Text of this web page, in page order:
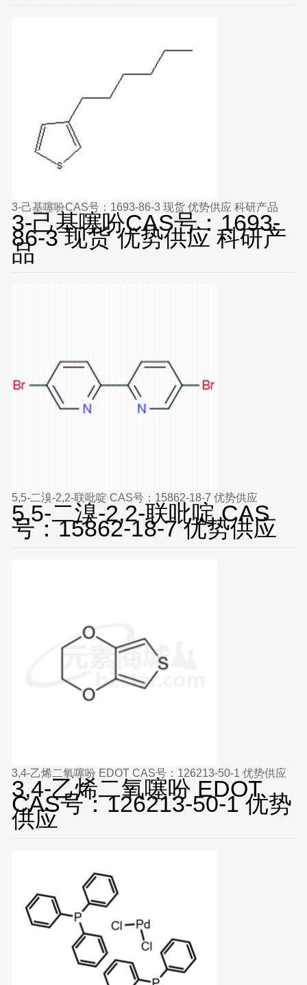
3-己基噻吩CAS号：1693-86-3 现货 优势供应 科研产品
3-己基噻吩CAS号：1693-
86-3 现货 优势供应 科研产
品
5,5-二溴-2,2-联吡啶 CAS号：15862-18-7 优势供应
5,5-二溴-2,2-联吡啶 CAS
号：15862-18-7 优势供应
3,4-乙烯二氧噻吩 EDOT CAS号：126213-50-1 优势供应
3,4-乙烯二氧噻吩 EDOT
CAS号：126213-50-1 优势
供应